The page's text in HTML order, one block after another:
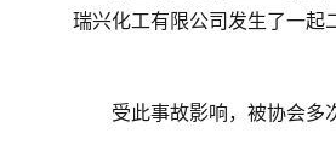
瑞兴化工有限公司发生了一起
受此事故影响，被协会多次